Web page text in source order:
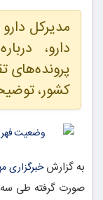
مدیرکل
دارو،
پرونده‌های
کشور،
به گزارشخبرگزاری
صورت گرفته طی سه